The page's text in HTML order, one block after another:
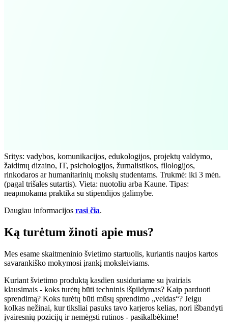
Sritys: vadybos, komunikacijos, edukologijos, projektų valdymo,
žaidimų dizaino, IT, psichologijos, žurnalistikos, filologijos,
rinkodaros ar humanitarinių mokslų studentams. Trukmė: iki 3 mėn.
(pagal trišales sutartis). Vieta: nuotoliu arba Kaune. Tipas:
neapmokama praktika su stipendijos galimybe.
Daugiau informacijos rasi čia.
Ką turėtum žinoti apie mus?
Mes esame skaitmeninio švietimo startuolis, kuriantis naujos kartos
savarankiško mokymosi įrankį moksleiviams.
Kuriant švietimo produktą kasdien susiduriame su įvairiais
klausimais - koks turėtų būti techninis išpildymas? Kaip parduoti
sprendimą? Koks turėtų būti mūsų sprendimo „veidas“? Jeigu
kolkas nežinai, kur tiksliai pasuks tavo karjeros kelias, nori išbandyti
įvairesnių pozicijų ir nemėgsti rutinos - pasikalbėkime!